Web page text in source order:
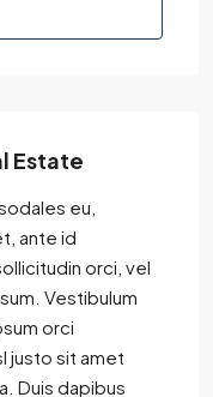
Estate
eu,
ante id
orci, vel
Vestibulum
orci
justo sit amet
Duis dapibus